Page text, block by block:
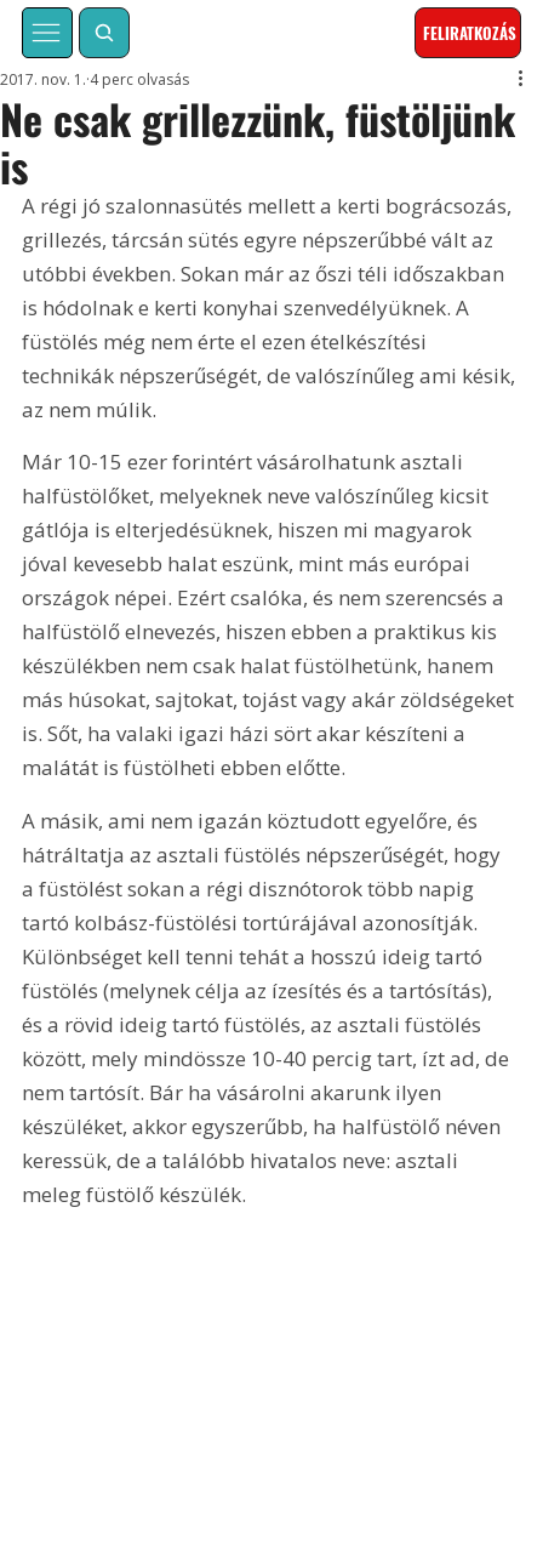
FELIRATKOZÁS
Ne csak grillezzünk, füstöljünk
is
2017. nov. 1. 4 perc olvasás
A régi jó szalonnasütés mellett a kerti bográcsozás,
grillezés, tárcsán sütés egyre népszerűbbé vált az
utóbbi években. Sokan már az őszi téli időszakban
is hódolnak e kerti konyhai szenvedélyüknek. A
füstölés még nem érte el ezen ételkészítési
technikák népszerűségét, de valószínűleg ami késik,
az nem múlik.
Már 10-15 ezer forintért vásárolhatunk asztali
halfüstölőket, melyeknek neve valószínűleg kicsit
gátlója is elterjedésüknek, hiszen mi magyarok
jóval kevesebb halat eszünk, mint más európai
országok népei. Ezért csalóka, és nem szerencsés a
halfüstölő elnevezés, hiszen ebben a praktikus kis
készülékben nem csak halat füstölhetünk, hanem
más húsokat, sajtokat, tojást vagy akár zöldségeket
is. Sőt, ha valaki igazi házi sört akar készíteni a
malátát is füstölheti ebben előtte.
A másik, ami nem igazán köztudott egyelőre, és
hátráltatja az asztali füstölés népszerűségét, hogy
a füstölést sokan a régi disznótorok több napig
tartó kolbász-füstölési tortúrájával azonosítják.
Különbséget kell tenni tehát a hosszú ideig tartó
füstölés (melynek célja az ízesítés és a tartósítás),
és a rövid ideig tartó füstölés, az asztali füstölés
között, mely mindössze 10-40 percig tart, ízt ad, de
nem tartósít. Bár ha vásárolni akarunk ilyen
készüléket, akkor egyszerűbb, ha halfüstölő néven
keressük, de a találóbb hivatalos neve: asztali
meleg füstölő készülék.